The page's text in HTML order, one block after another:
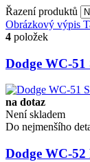
Řazení produktů
Obrázkový výpis
4 položek
Dodge WC-51
na dotaz
Není skladem
Do nejmenšího
Dodge WC-52